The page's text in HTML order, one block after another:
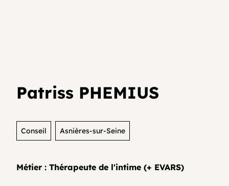
Coopératifs!
Organisme de formation
Contactez-nous
Patriss PHEMIUS
Conseil Asnières-sur-Seine
Métier : Thérapeute de l'intime (+ EVARS)